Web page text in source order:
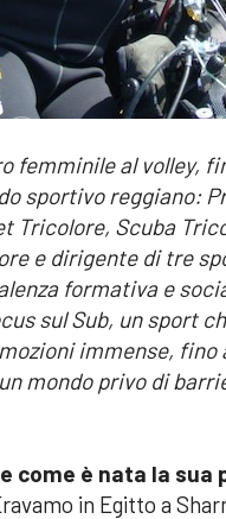
femminile al volley,
sportivo reggiano:
Tricolore, Scuba
e dirigente di tre
formativa e
sul Sub, un sport
immense, fino
mondo privo di
come è nata la sua
in Egitto a